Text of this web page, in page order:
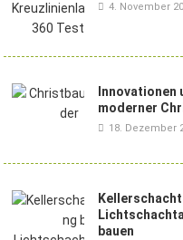
4. November
Innovationen
moderner
18. Dezember
bauen